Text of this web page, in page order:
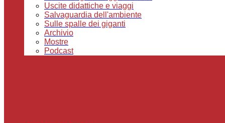
Uscite didattiche e viaggi
Salvaguardia dell'ambiente
Sulle spalle dei giganti
Archivio
Mostre
Podcast